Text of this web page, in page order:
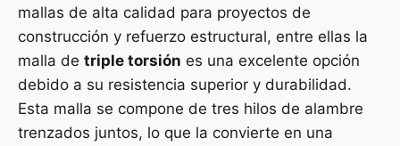
mallas de alta calidad para proyectos de
construcción y refuerzo estructural, entre ellas la
malla de triple torsión es una excelente opción
debido a su resistencia superior y durabilidad.
Esta malla se compone de tres hilos de alambre
trenzados juntos, lo que la convierte en una